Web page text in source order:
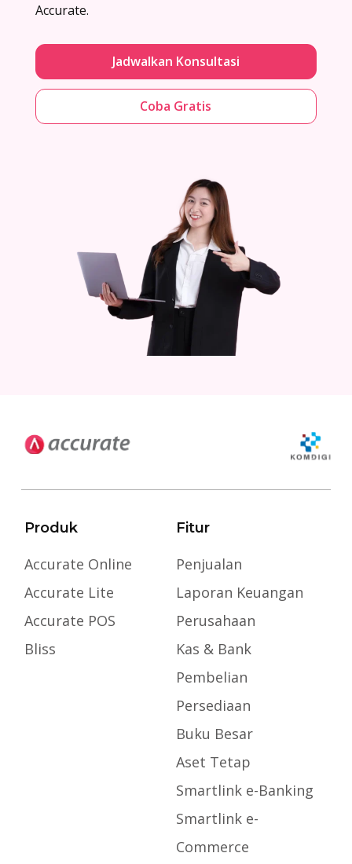
Accurate.
Jadwalkan Konsultasi
Coba Gratis
Produk
Accurate Online
Accurate Lite
Accurate POS
Bliss
Fitur
Penjualan
Laporan Keuangan
Perusahaan
Kas & Bank
Pembelian
Persediaan
Buku Besar
Aset Tetap
Smartlink e-Banking
Smartlink e-
Commerce